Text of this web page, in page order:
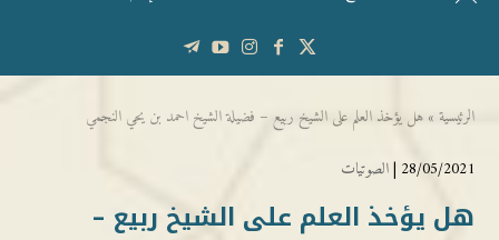
الرئيسية » هل يؤخذ العلم على الشيخ ربيع – فضيلة الشيخ احمد بن يحي النجمي
28/05/2021 | الصوتيات
هل يؤخذ العلم على الشيخ ربيع –